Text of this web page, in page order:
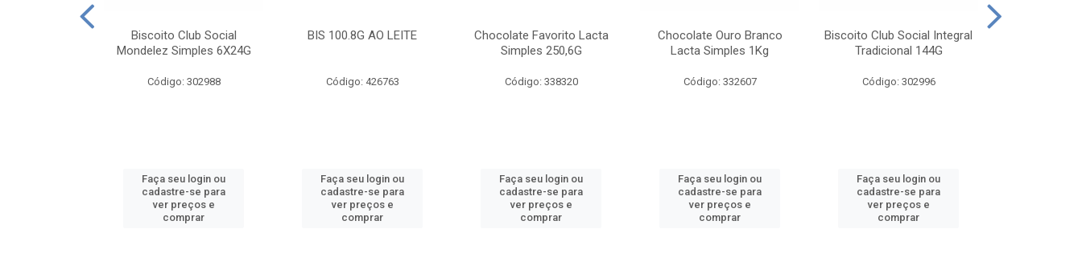
Biscoito Club Social
Mondelez Simples 6X24G
Código: 302988
Faça seu login ou
cadastre-se para
ver preços e
comprar
BIS 100.8G AO LEITE
Código: 426763
Faça seu login ou
cadastre-se para
ver preços e
comprar
Chocolate Favorito Lacta
Simples 250,6G
Código: 338320
Faça seu login ou
cadastre-se para
ver preços e
comprar
Chocolate Ouro Branco
Lacta Simples 1Kg
Código: 332607
Faça seu login ou
cadastre-se para
ver preços e
comprar
Biscoito Club Social Integral
Tradicional 144G
Código: 302996
Faça seu login ou
cadastre-se para
ver preços e
comprar